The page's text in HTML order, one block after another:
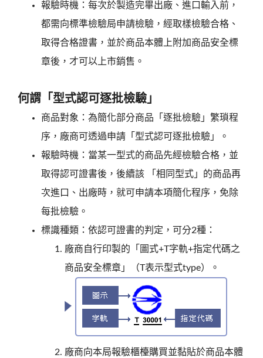
報驗時機：每次於製造完畢出廠、進口輸入前，
都需向標準檢驗局申請檢驗，經取樣檢驗合格、
取得合格證書，並於商品本體上附加商品安全標
章後，才可以上市銷售。
何謂「型式認可逐批檢驗」
商品對象：為簡化部分商品「逐批檢驗」繁瑣程
序，廠商可透過申請「型式認可逐批檢驗」。
報驗時機：當某一型式的商品先經檢驗合格，並
取得認可證書後，後續該 「相同型式」的商品再
次進口、出廠時，就可申請本項簡化程序，免除
每批檢驗。
標識種類：依認可證書的判定，可分2種：
廠商自行印製的「圖式+T字軌+指定代碼之
商品安全標章」（T表示型式type）。
廠商向本局報驗櫃檯購買並黏貼於商品本體